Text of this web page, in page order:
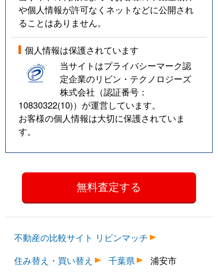
や個人情報が許可なくネットなどに公開され
ることはありません。
個人情報は保護されています
当サイトはプライバシーマーク認
定企業のリビン・テクノロジーズ
株式会社（認証番号：
10830322(10)）が運営しています。
お客様の個人情報は大切に保護されていま
す。
不動産の比較サイト リビンマッチ
住み替え・買い替え
千葉県 浦安市